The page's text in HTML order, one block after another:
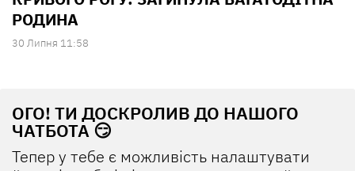
РОДИНА
30 Липня 11:58
ОГО! ТИ ДОСКРОЛИВ ДО НАШОГО
ЧАТБОТА 😏
Тепер у тебе є можливість налаштувати